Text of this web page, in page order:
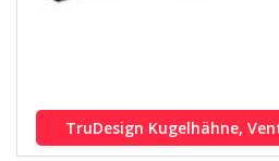
TruDesign Kugelhähne,